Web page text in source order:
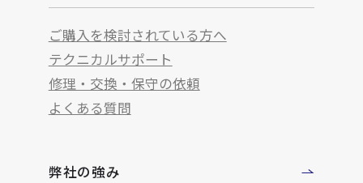
ご購入を検討されている方へ
テクニカルサポート
修理・交換・保守の依頼
よくある質問
弊社の強み